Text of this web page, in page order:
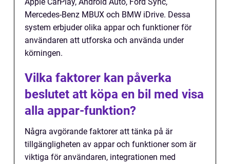
Mercedes-Benz MBUX och BMW iDrive. Dessa
system erbjuder olika appar och funktioner för
användaren att utforska och använda under
körningen.
Vilka faktorer kan påverka
beslutet att köpa en bil med visa
alla appar-funktion?
Några avgörande faktorer att tänka på är
tillgängligheten av appar och funktioner som är
viktiga för användaren, integrationen med